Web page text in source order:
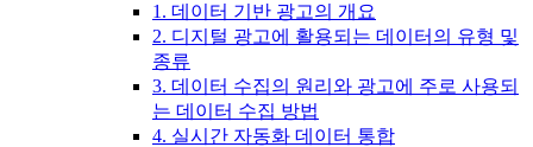
1. 데이터 기반 광고의 개요
2. 디지털 광고에 활용되는 데이터의 유형 및
종류
3. 데이터 수집의 원리와 광고에 주로 사용되
는 데이터 수집 방법
4. 실시간 자동화 데이터 통합